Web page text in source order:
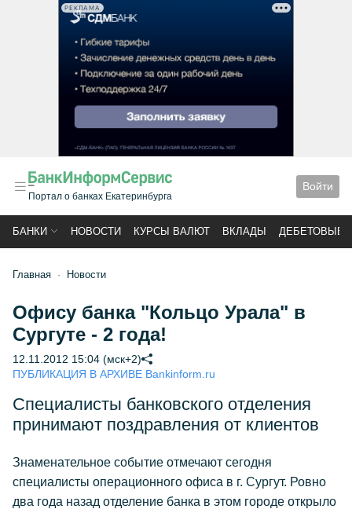
РЕКЛАМА
Портал о банках Екатеринбурга
Войти
БАНКИ НОВОСТИ КУРСЫ ВАЛЮТ ВКЛАДЫ ДЕБЕТОВЫЕ
Главная Новости
Офису банка "Кольцо Урала" в
Сургуте - 2 года!
12.11.2012 15:04 (мск+2)
ПУБЛИКАЦИЯ В АРХИВЕ Bankinform.ru
Специалисты банковского отделения
принимают поздравления от клиентов
Знаменательное событие отмечают сегодня
специалисты операционного офиса в г. Сургут. Ровно
два года назад отделение банка в этом городе открыло